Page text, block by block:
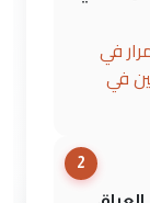
في
في
2